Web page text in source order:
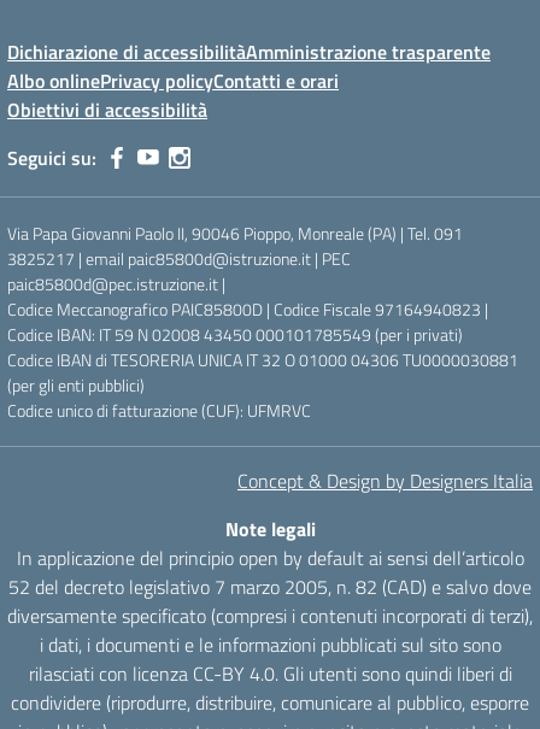
Dichiarazione di accessibilitàAmministrazione trasparente
Albo onlinePrivacy policyContatti e orari
Obiettivi di accessibilità
Seguici su:
Via Papa Giovanni Paolo II, 90046 Pioppo, Monreale (PA) | Tel. 091
3825217 | email paic85800d@istruzione.it | PEC
paic85800d@pec.istruzione.it |
Codice Meccanografico PAIC85800D | Codice Fiscale 97164940823 |
Codice IBAN: IT 59 N 02008 43450 000101785549 (per i privati)
Codice IBAN di TESORERIA UNICA IT 32 O 01000 04306 TU0000030881
(per gli enti pubblici)
Codice unico di fatturazione (CUF): UFMRVC
Concept & Design by Designers Italia
Note legali
In applicazione del principio open by default ai sensi dell’articolo
52 del decreto legislativo 7 marzo 2005, n. 82 (CAD) e salvo dove
diversamente specificato (compresi i contenuti incorporati di terzi),
i dati, i documenti e le informazioni pubblicati sul sito sono
rilasciati con licenza CC-BY 4.0. Gli utenti sono quindi liberi di
condividere (riprodurre, distribuire, comunicare al pubblico, esporre